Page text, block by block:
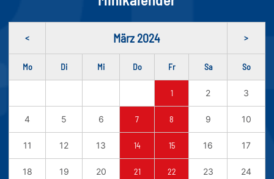
< März 2024 >
Mo Di Mi Do Fr Sa So
1 2 3
4 5 6 7 8 9 10
11 12 13 14 15 16 17
18 19 20 21 22 23 24